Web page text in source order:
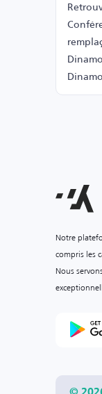
Notre
compris les
Nous